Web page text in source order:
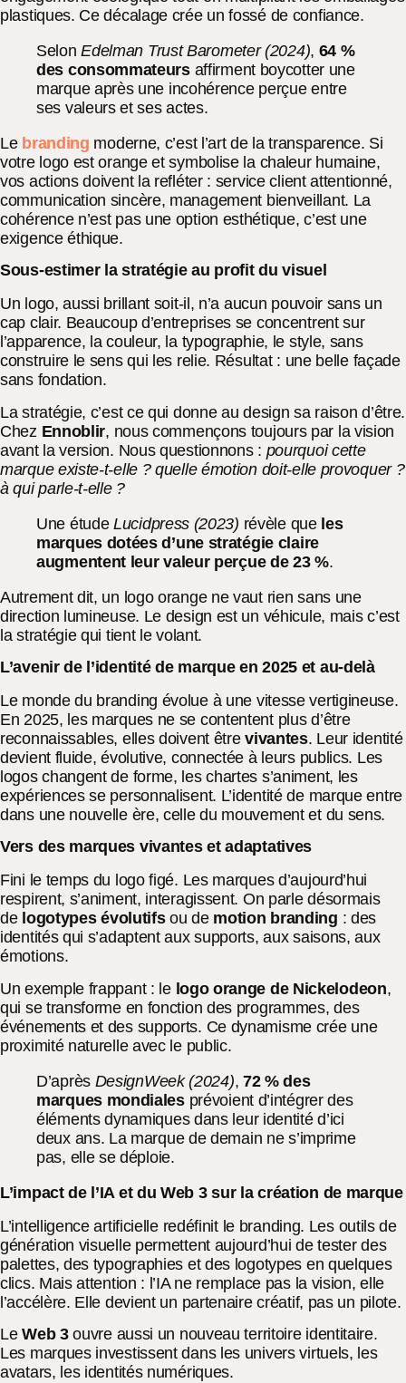
plastiques. Ce décalage crée un fossé de confiance.
SelonEdelman Trust Barometer (2024), 64 %
des consommateursaffirment boycotter une
marque après une incohérence perçue entre
ses valeurs et ses actes.
Le branding moderne, c’est l’art de la transparence. Si
votre logo est orange et symbolise la chaleur humaine,
vos actions doivent la refléter : service client attentionné,
communication sincère, management bienveillant. La
cohérence n’est pas une option esthétique, c’est une
exigence éthique.
Sous-estimer la stratégie au profit du visuel
Un logo, aussi brillant soit-il, n’a aucun pouvoir sans un
cap clair. Beaucoup d’entreprises se concentrent sur
l’apparence, la couleur, la typographie, le style, sans
construire le sens qui les relie. Résultat : une belle façade
sans fondation.
La stratégie, c’est ce qui donne au design sa raison d’être.
Chez Ennoblir, nous commençons toujours par la vision
avant la version. Nous questionnons : pourquoi cette
marque existe-t-elle ? quelle émotion doit-elle provoquer ?
à qui parle-t-elle ?
Une étude Lucidpress (2023) révèle que les
marques dotées d’une stratégie claire
augmentent leur valeur perçue de 23 %.
Autrement dit, un logo orange ne vaut rien sans une
direction lumineuse. Le design est un véhicule, mais c’est
la stratégie qui tient le volant.
L’avenir de l’identité de marque en 2025 et au-delà
Le monde du branding évolue à une vitesse vertigineuse.
En 2025, les marques ne se contentent plus d’être
reconnaissables, elles doivent êtrevivantes. Leur identité
devient fluide, évolutive, connectée à leurs publics. Les
logos changent de forme, les chartes s’animent, les
expériences se personnalisent. L’identité de marque entre
dans une nouvelle ère, celle du mouvement et du sens.
Vers des marques vivantes et adaptatives
Fini le temps du logo figé. Les marques d’aujourd’hui
respirent, s’animent, interagissent. On parle désormais
de logotypes évolutifsou de motion branding : des
identités qui s’adaptent aux supports, aux saisons, aux
émotions.
Un exemple frappant : le logo orange de Nickelodeon,
qui se transforme en fonction des programmes, des
événements et des supports. Ce dynamisme crée une
proximité naturelle avec le public.
D’après DesignWeek (2024), 72 % des
marques mondialesprévoient d’intégrer des
éléments dynamiques dans leur identité d’ici
deux ans. La marque de demain ne s’imprime
pas, elle se déploie.
L’impact de l’IA et du Web 3 sur la création de marque
L’intelligence artificielle redéfinit le branding. Les outils de
génération visuelle permettent aujourd’hui de tester des
palettes, des typographies et des logotypes en quelques
clics. Mais attention : l’IA ne remplace pas la vision, elle
l’accélère. Elle devient un partenaire créatif, pas un pilote.
LeWeb 3ouvre aussi un nouveau territoire identitaire.
Les marques investissent dans les univers virtuels, les
avatars, les identités numériques.